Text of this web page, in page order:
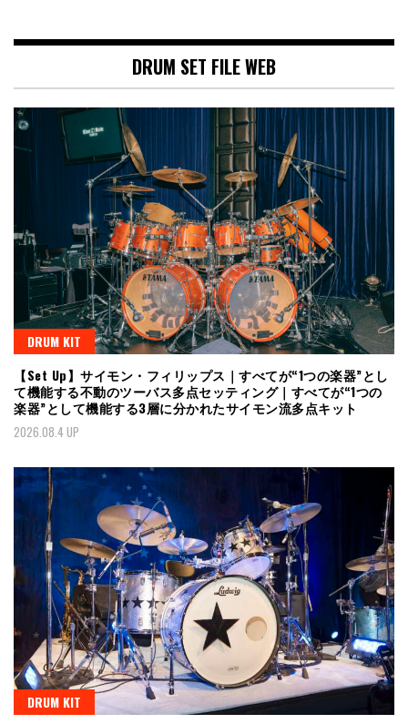
DRUM SET FILE WEB
DRUM KIT
【Set Up】サイモン・フィリップス｜すべてが“1つの楽器”とし
て機能する不動のツーバス多点セッティング｜すべてが“1つの
楽器”として機能する3層に分かれたサイモン流多点キット
2026.08.4 UP
DRUM KIT